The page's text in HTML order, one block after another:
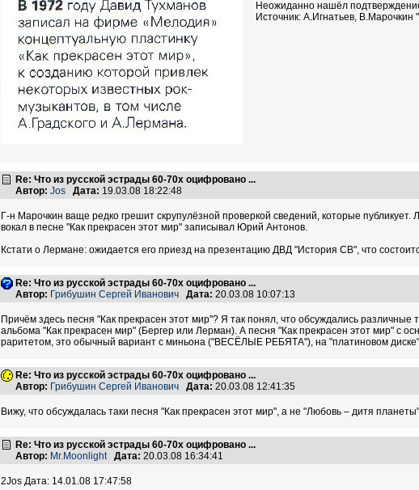
Неожиданно нашёл
Источник: А.Игнатьев, В.Марочкин
Re: Что из русской эстрады 60-70х оцифровано ...
Автор: Jos Дата: 19.03.08 18:22:48
Г-н Марочкин ваще редко грешит скрупулёзной проверкой сведений, которые
вокал в песне "Как прекрасен этот мир" записывал Юрий Антонов.
Кстати о Лермане: ожидается его приезд на презентацию ДВД "История СВ", что
Re: Что из русской эстрады 60-70х оцифровано ...
Автор: Грибушин Сергей Иванович Дата: 20.03.08 10:07:13
Причём здесь песня "Как прекрасен этот мир"? Я так понял, что обсуждались
альбома "Как прекрасен мир" (Бергер или Лерман). А песня "Как прекрасен этот мир" с
раритетом, это обычный вариант с миньона ("ВЕСЁЛЫЕ РЕБЯТА"), на "платиновом
Re: Что из русской эстрады 60-70х оцифровано ...
Автор: Грибушин Сергей Иванович Дата: 20.03.08 12:41:35
Вижу, что обсуждалась таки песня "Как прекрасен этот мир", а не "Любовь – дитя
Re: Что из русской эстрады 60-70х оцифровано ...
Автор: Mr.Moonlight Дата: 20.03.08 16:34:41
2Jos Дата: 14.01.08 17:47:58